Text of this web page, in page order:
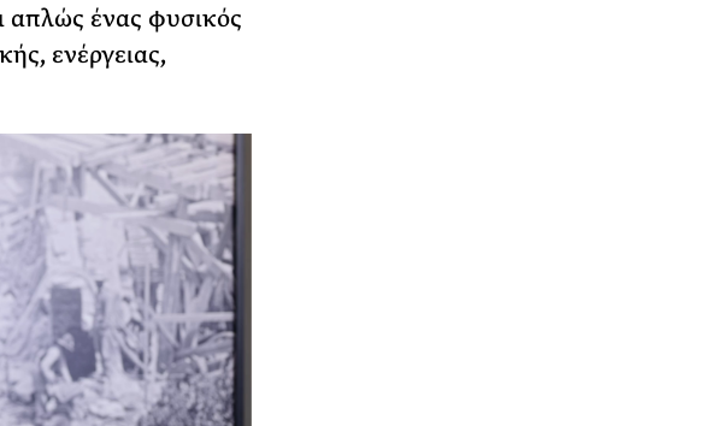
απλώς ένας φυσικός
ενέργειας,